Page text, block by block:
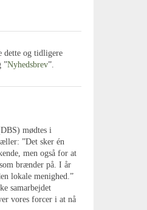
dette og tidligere
”Nyhedsbrev”.
mødtes i
”Det sker én
men også for at
brænder på. I år
lokale menighed.”
samarbejdet
vores forcer i at nå